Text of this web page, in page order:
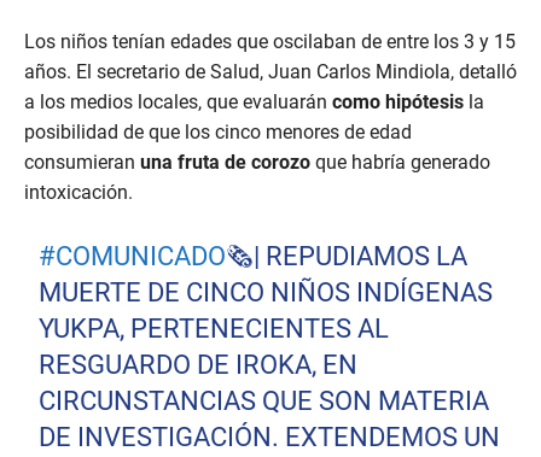
Los niños tenían edades que oscilaban de entre los 3 y 15
años. El secretario de Salud, Juan Carlos Mindiola, detalló
a los medios locales, que evaluarán como hipótesis la
posibilidad de que los cinco menores de edad
consumieran una fruta de corozo que habría generado
intoxicación.
#COMUNICADO🗞️| REPUDIAMOS LA
MUERTE DE CINCO NIÑOS INDÍGENAS
YUKPA, PERTENECIENTES AL
RESGUARDO DE IROKA, EN
CIRCUNSTANCIAS QUE SON MATERIA
DE INVESTIGACIÓN. EXTENDEMOS UN